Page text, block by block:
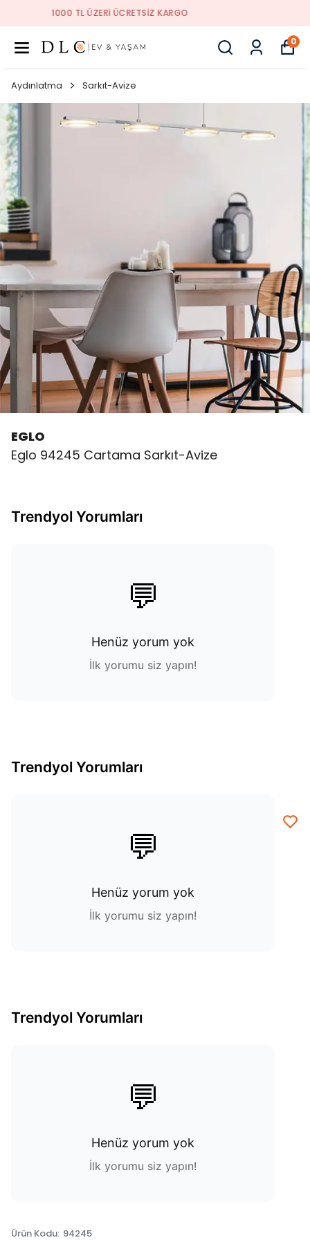
1000 TL ÜZERI ÜCRETSIZ KARGO
0
Aydınlatma Sarkıt-Avize
EGLO
Eglo 94245 Cartama Sarkıt-Avize
Trendyol Yorumları
💬
Henüz yorum yok
İlk yorumu siz yapın!
Trendyol Yorumları
💬
Henüz yorum yok
İlk yorumu siz yapın!
Trendyol Yorumları
💬
Henüz yorum yok
İlk yorumu siz yapın!
Ürün Kodu: 94245